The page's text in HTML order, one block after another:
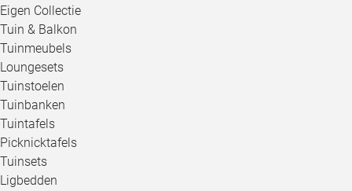
Eigen Collectie
Tuin & Balkon
Tuinmeubels
Loungesets
Tuinstoelen
Tuinbanken
Tuintafels
Picknicktafels
Tuinsets
Ligbedden